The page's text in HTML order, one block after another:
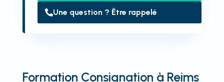
Une question ? Être rappelé
Formation Consignation à Reims